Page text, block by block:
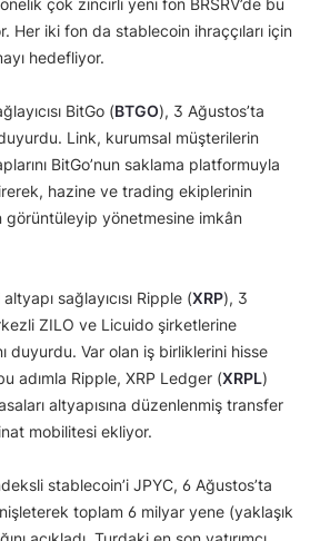
Her iki fon da stablecoin ihraççıları için
hedefliyor.
BitGo (BTGO), 3 Ağustos’ta
Link, kurumsal müşterilerin
BitGo’nun saklama platformuyla
hazine ve trading ekiplerinin
görüntüleyip yönetmesine imkân
sağlayıcısı Ripple (XRP), 3
ZILO ve Licuido şirketlerine
duyurdu. Var olan iş birliklerini hisse
adımla Ripple, XRP Ledger (XRPL)
altyapısına düzenlenmiş transfer
mobilitesi ekliyor.
stablecoin’i JPYC, 6 Ağustos’ta
toplam 6 milyar yene (yaklaşık